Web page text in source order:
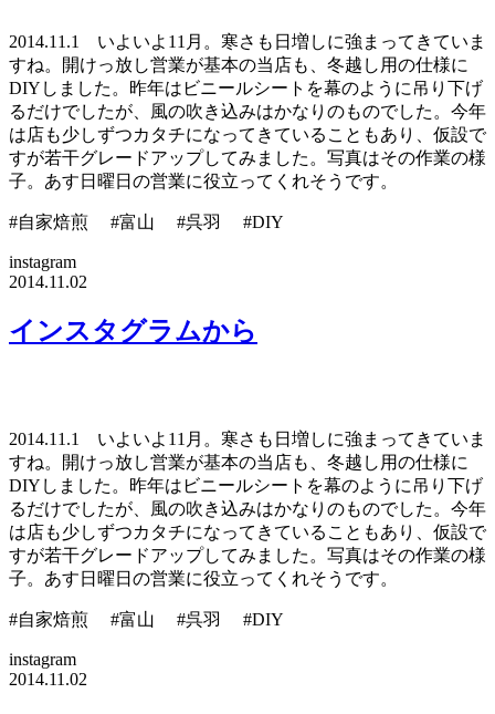
2014.11.1 いよいよ11月。寒さも日増しに強まってきていま
すね。開けっ放し営業が基本の当店も、冬越し用の仕様に
DIYしました。昨年はビニールシートを幕のように吊り下げ
るだけでしたが、風の吹き込みはかなりのものでした。今年
は店も少しずつカタチになってきていることもあり、仮設で
すが若干グレードアップしてみました。写真はその作業の様
子。あす日曜日の営業に役立ってくれそうです。
#自家焙煎 #富山 #呉羽 #DIY
instagram
2014.11.02
インスタグラムから
2014.11.1 いよいよ11月。寒さも日増しに強まってきていま
すね。開けっ放し営業が基本の当店も、冬越し用の仕様に
DIYしました。昨年はビニールシートを幕のように吊り下げ
るだけでしたが、風の吹き込みはかなりのものでした。今年
は店も少しずつカタチになってきていることもあり、仮設で
すが若干グレードアップしてみました。写真はその作業の様
子。あす日曜日の営業に役立ってくれそうです。
#自家焙煎 #富山 #呉羽 #DIY
instagram
2014.11.02